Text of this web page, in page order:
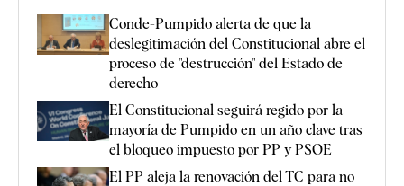
Conde-Pumpido alerta de que la
deslegitimación del Constitucional abre el
proceso de "destrucción" del Estado de
derecho
El Constitucional seguirá regido por la
mayoría de Pumpido en un año clave tras
el bloqueo impuesto por PP y PSOE
El PP aleja la renovación del TC para no